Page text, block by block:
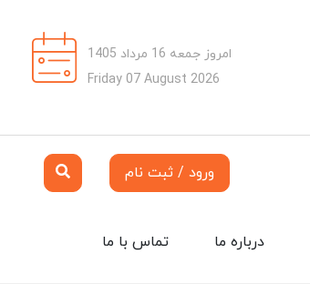
امروز جمعه 16 مرداد 1405
Friday 07 August 2026
ورود / ثبت نام
تماس با ما درباره ما